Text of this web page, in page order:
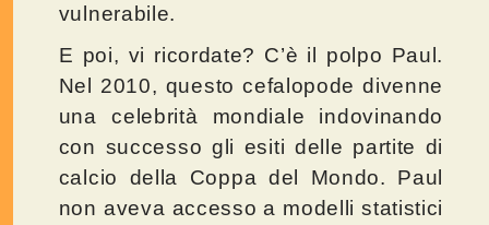
vulnerabile.
E poi, vi ricordate? C’è il polpo Paul.
Nel 2010, questo cefalopode divenne
una celebrità mondiale indovinando
con successo gli esiti delle partite di
calcio della Coppa del Mondo. Paul
non aveva accesso a modelli statistici